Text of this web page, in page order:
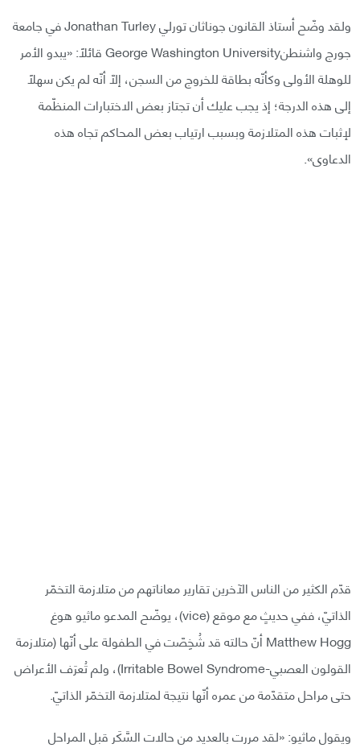
ولقد وضّح أستاذ القانون جوناثان تورلي Jonathan Turley في جامعة
جورج واشنطنGeorge Washington University قائلًا: «يبدو الأمر
للوهلة الأولى وكأنّه بطاقة للخروج من السجن، إلّا أنّه لم يكن سهلًا
إلى هذه الدرجة؛ إذ يجب عليك أن تجتاز بعض الاختبارات المنظّمة
لإثبات هذه المتلازمة وبسبب ارتياب بعض المحاكم تجاه هذه
الدعاوى».
قدّم الكثير من الناس الآخرين تقارير معاناتهم من متلازمة التخمّر
الذاتيّ، ففي حديثٍ مع موقع (vice)، يوضّح المدعو ماثيو هوغ
Matthew Hogg أنّ حالته قد شُخِصّت في الطفولة على أنّها (متلازمة
القولون العصبي-Irritable Bowel Syndrome)، ولم تُعرَف الأعراض
حتى مراحل متقدّمة من عمره أنّها نتيجة لمتلازمة التخمّر الذاتيّ.
ويقول ماثيو: «لقد مررت بالعديد من حالات السَّكَر قبل المراحل